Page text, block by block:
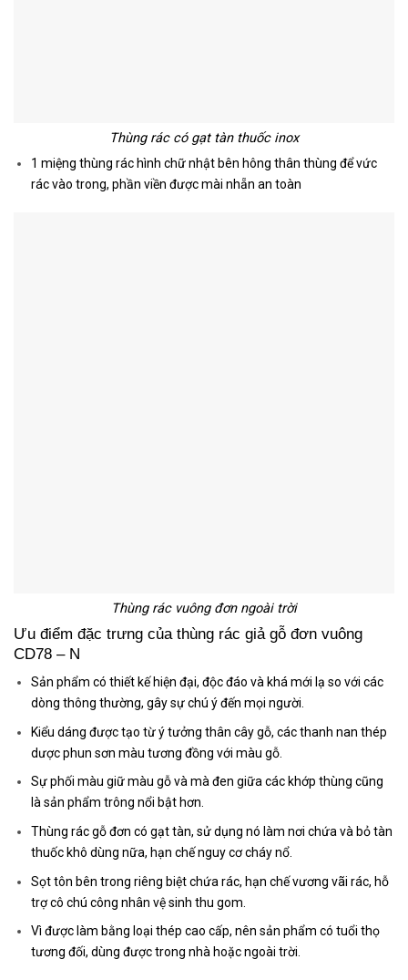
Thùng rác có gạt tàn thuốc inox
1 miệng thùng rác hình chữ nhật bên hông thân thùng để vức
rác vào trong, phần viền được mài nhẵn an toàn
Thùng rác vuông đơn ngoài trời
Ưu điểm đặc trưng của thùng rác giả gỗ đơn vuông
CD78 – N
Sản phẩm có thiết kế hiện đại, độc đáo và khá mới lạ so với các
dòng thông thường, gây sự chú ý đến mọi người.
Kiểu dáng được tạo từ ý tưởng thân cây gỗ, các thanh nan thép
dược phun sơn màu tương đồng với màu gỗ.
Sự phối màu giữ màu gỗ và mà đen giữa các khớp thùng cũng
là sản phẩm trông nổi bật hơn.
Thùng rác gỗ đơn có gạt tàn, sử dụng nó làm nơi chứa và bỏ tàn
thuốc khô dùng nữa, hạn chế nguy cơ cháy nổ.
Sọt tôn bên trong riêng biệt chứa rác, hạn chế vương vãi rác, hỗ
trợ cô chú công nhân vệ sinh thu gom.
Vì được làm bằng loại thép cao cấp, nên sản phẩm có tuổi thọ
tương đối, dùng được trong nhà hoặc ngoài trời.